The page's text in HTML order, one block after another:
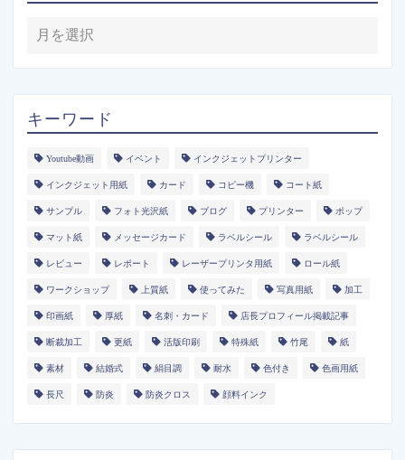
キーワード
Youtube動画 イベント インクジェットプリンター
インクジェット用紙 カード コピー機 コート紙
サンプル フォト光沢紙 ブログ プリンター ポップ
マット紙 メッセージカード ラベルシール ラベルシール
レビュー レポート レーザープリンタ用紙 ロール紙
ワークショップ 上質紙 使ってみた 写真用紙 加工
印画紙 厚紙 名刺・カード 店長プロフィール掲載記事
断裁加工 更紙 活版印刷 特殊紙 竹尾 紙
素材 結婚式 絹目調 耐水 色付き 色画用紙
長尺 防炎 防炎クロス 顔料インク